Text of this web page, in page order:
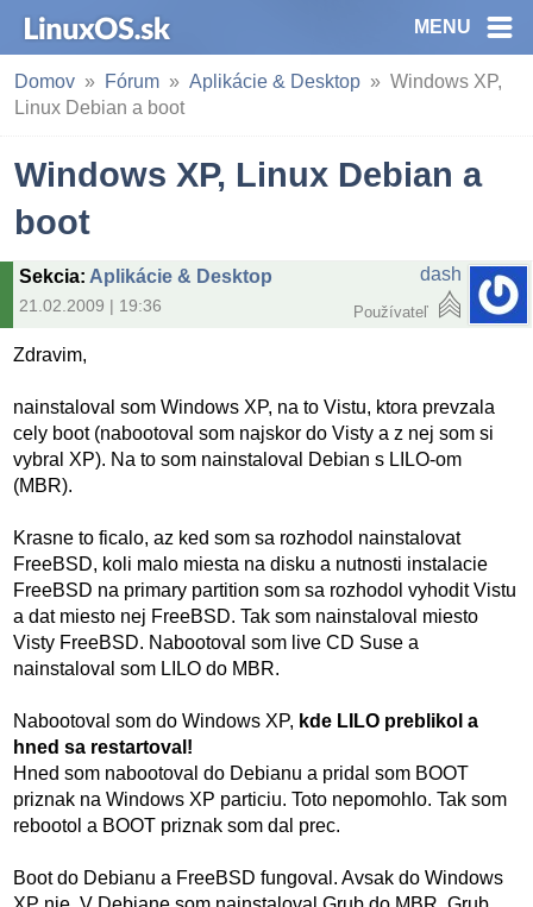
MENU
Domov Fórum Aplikácie & Desktop
Windows XP,
Linux Debian a boot
Windows XP, Linux Debian a
boot
Sekcia: Aplikácie & Desktop
21.02.2009 | 19:36
dash
Používateľ
Zdravim,
nainstaloval som Windows XP, na to Vistu, ktora prevzala
cely boot (nabootoval som najskor do Visty a z nej som si
vybral XP). Na to som nainstaloval Debian s LILO-om
(MBR).
Krasne to ficalo, az ked som sa rozhodol nainstalovat
FreeBSD, koli malo miesta na disku a nutnosti instalacie
FreeBSD na primary partition som sa rozhodol vyhodit Vistu
a dat miesto nej FreeBSD. Tak som nainstaloval miesto
Visty FreeBSD. Nabootoval som live CD Suse a
nainstaloval som LILO do MBR.
Nabootoval som do Windows XP, kde LILO preblikol a
hned sa restartoval!
Hned som nabootoval do Debianu a pridal som BOOT
priznak na Windows XP particiu. Toto nepomohlo. Tak som
rebootol a BOOT priznak som dal prec.
Boot do Debianu a FreeBSD fungoval. Avsak do Windows